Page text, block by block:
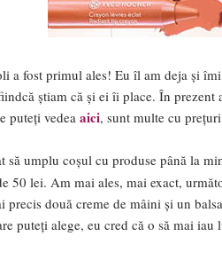
a fost primul ales! Eu îl am deja și
știam că și ei îi place. În
puteți vedea aici, sunt multe cu
să umplu coșul cu produse până la
50 lei. Am mai ales, mai exact,
precis două creme de mâini și un
puteți alege, eu cred că o să mai